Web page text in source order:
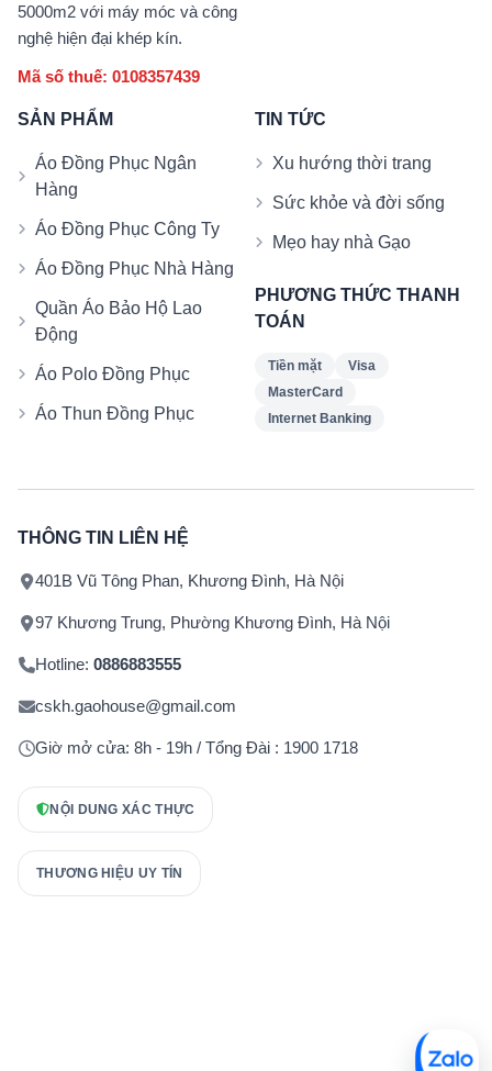
5000m2 với máy móc và công
nghệ hiện đại khép kín.
Mã số thuế: 0108357439
SẢN PHẨM
Áo Đồng Phục Ngân
Hàng
Áo Đồng Phục Công Ty
Áo Đồng Phục Nhà Hàng
Quần Áo Bảo Hộ Lao
Động
Áo Polo Đồng Phục
Áo Thun Đồng Phục
TIN TỨC
Xu hướng thời trang
Sức khỏe và đời sống
Mẹo hay nhà Gạo
PHƯƠNG THỨC THANH
TOÁN
Tiền mặt
Visa
MasterCard
Internet Banking
THÔNG TIN LIÊN HỆ
401B Vũ Tông Phan, Khương Đình, Hà Nội
97 Khương Trung, Phường Khương Đình, Hà Nội
Hotline: 0886883555
cskh.gaohouse@gmail.com
Giờ mở cửa: 8h - 19h / Tổng Đài : 1900 1718
NỘI DUNG XÁC THỰC
THƯƠNG HIỆU UY TÍN